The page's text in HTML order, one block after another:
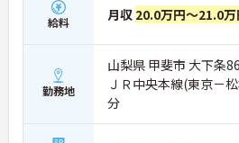
給料 月収 20.0万円～21.0万
勤務地
山梨県 甲斐市 大下条
ＪＲ中央本線(東京－
分